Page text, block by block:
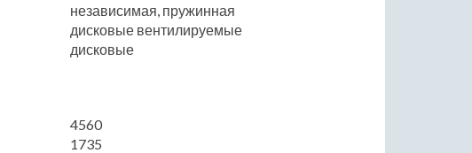
независимая, пружинная
дисковые вентилируемые
дисковые
4560
1735